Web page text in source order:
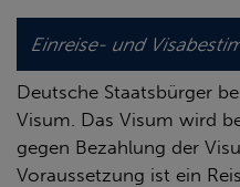
Einreise- und
Deutsche Staatsbürger
Visum. Das Visum wird
gegen Bezahlung der
Voraussetzung ist ein